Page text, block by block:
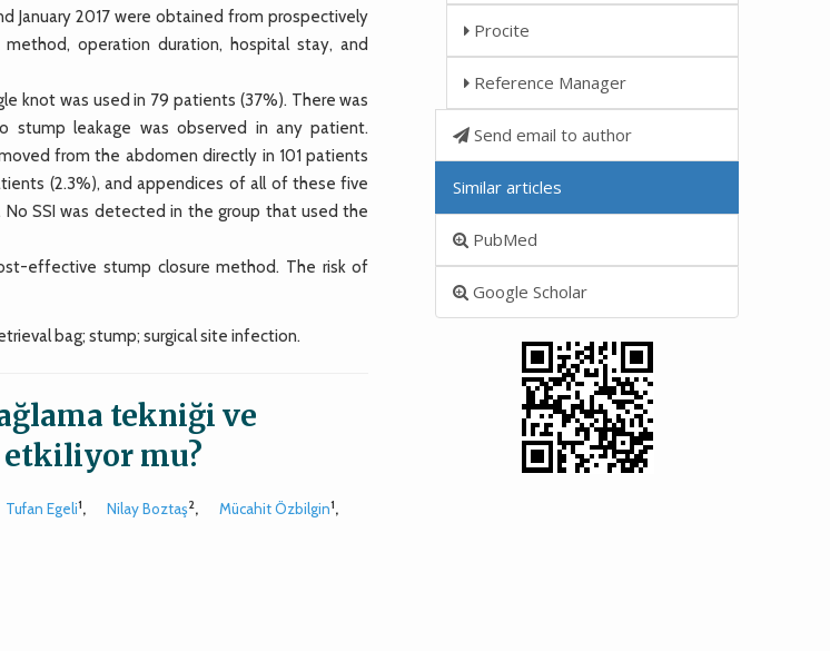
January 2017 were obtained from prospectively
operation duration, hospital stay, and
knot was used in 79 patients (37%). There was
stump leakage was observed in any patient.
from the abdomen directly in 101 patients
(2.3%), and appendices of all of these five
SSI was detected in the group that used the
effective stump closure method. The risk of
bag; stump; surgical site infection.
tekniği ve
etkiliyor mu?
Tufan Egeli1, Nilay Boztaş2, Mücahit Özbilgin1,
Procite
Reference Manager
Send email to author
Similar articles
PubMed
Google Scholar